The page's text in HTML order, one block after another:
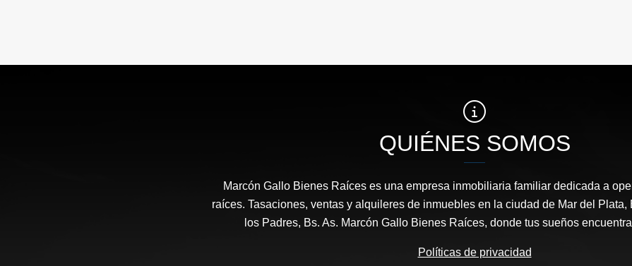
QUIÉNES SOMOS
Marcón Gallo Bienes Raíces es una empresa inmobiliaria familiar dedicada a
raíces. Tasaciones, ventas y alquileres de inmuebles en la ciudad de Mar del Plata,
los Padres, Bs. As. Marcón Gallo Bienes Raíces, donde tus sueños
Políticas de privacidad